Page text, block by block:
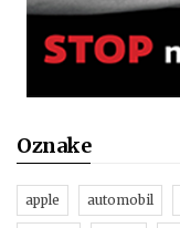
Oznake
apple automobil